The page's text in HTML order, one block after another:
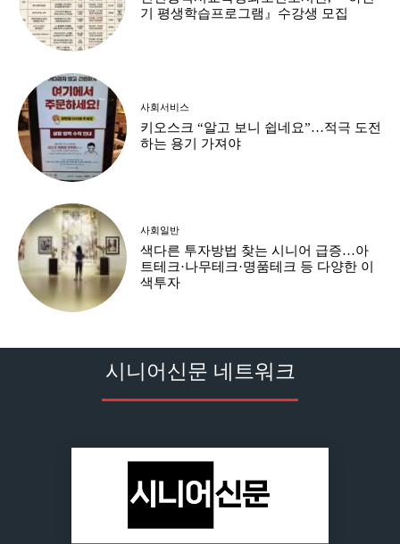
기 평생학습프로그램』수강생 모집
사회서비스
키오스크 “알고 보니 쉽네요”…적극 도전
하는 용기 가져야
사회일반
색다른 투자방법 찾는 시니어 급증…아
트테크·나무테크·명품테크 등 다양한 이
색투자
시니어신문 네트워크